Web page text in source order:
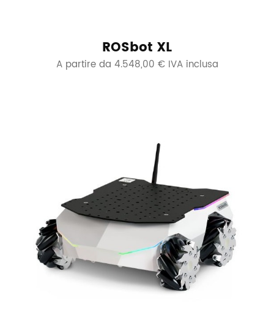
ROSbot XL
A partire da 4.548,00 € IVA inclusa